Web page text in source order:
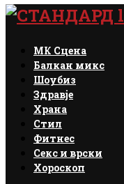
Facebook
Instagram
Email
Rss
МК Сцена
Балкан микс
Шоубиз
Здравје
Храна
Стил
Фитнес
Секс и врски
Хороскоп